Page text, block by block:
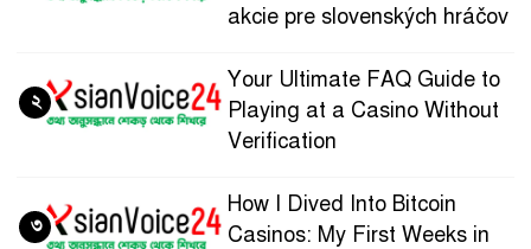
akcie pre slovenských hráčov
Your Ultimate FAQ Guide to
Playing at a Casino Without
Verification
২
How I Dived Into Bitcoin
Casinos: My First Weeks in
৩